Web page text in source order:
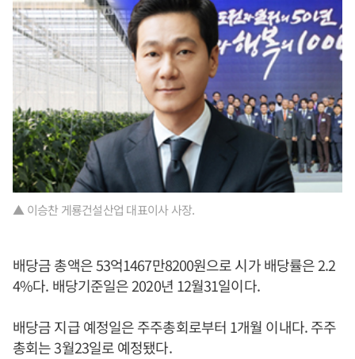
▲ 이승찬 게룡건설산업 대표이사 사장.
배당금 총액은 53억1467만8200원으로 시가 배당률은 2.2
4%다. 배당기준일은 2020년 12월31일이다.
배당금 지급 예정일은 주주총회로부터 1개월 이내다. 주주
총회는 3월23일로 예정됐다.